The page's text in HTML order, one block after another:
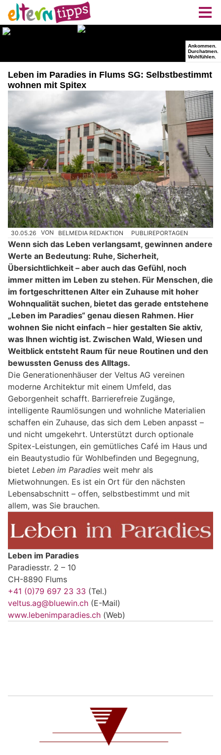
Leben im Paradies in Flums SG: Selbstbestimmt
wohnen mit Spitex
30.05.26 VON BELMEDIA REDAKTION PUBLIREPORTAGEN
Wenn sich das Leben verlangsamt, gewinnen andere
Werte an Bedeutung: Ruhe, Sicherheit,
Übersichtlichkeit – aber auch das Gefühl, noch
immer mitten im Leben zu stehen. Für Menschen, die
im fortgeschrittenen Alter ein Zuhause mit hoher
Wohnqualität suchen, bietet das gerade entstehene
„Leben im Paradies“ genau diesen Rahmen. Hier
wohnen Sie nicht einfach – hier gestalten Sie aktiv,
was Ihnen wichtig ist. Zwischen Wald, Wiesen und
Weitblick entsteht Raum für neue Routinen und den
bewussten Genuss des Alltags.
Die Generationenhäuser der Veltus AG vereinen
moderne Architektur mit einem Umfeld, das
Geborgenheit schafft. Barrierefreie Zugänge,
intelligente Raumlösungen und wohnliche Materialien
schaffen ein Zuhause, das sich dem Leben anpasst –
und nicht umgekehrt. Unterstützt durch optionale
Spitex-Leistungen, ein gemütliches Café im Haus und
ein Beautystudio für Wohlbefinden und Begegnung,
bietet Leben im Paradies weit mehr als
Mietwohnungen. Es ist ein Ort für den nächsten
Lebensabschnitt – offen, selbstbestimmt und mit
allem, was Sie brauchen.
Leben im Paradies
Paradiesstr. 2 – 10
CH-8890 Flums
+41 (0)79 697 23 33 (Tel.)
veltus.ag@bluewin.ch (E-Mail)
www.lebenimparadies.ch (Web)